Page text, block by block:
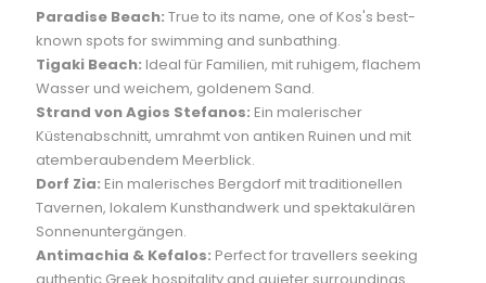
Paradise Beach: True to its name, one of Kos's best-
known spots for swimming and sunbathing.
Tigaki Beach: Ideal für Familien, mit ruhigem, flachem
Wasser und weichem, goldenem Sand.
Strand von Agios Stefanos: Ein malerischer
Küstenabschnitt, umrahmt von antiken Ruinen und mit
atemberaubendem Meerblick.
Dorf Zia: Ein malerisches Bergdorf mit traditionellen
Tavernen, lokalem Kunsthandwerk und spektakulären
Sonnenuntergängen.
Antimachia & Kefalos: Perfect for travellers seeking